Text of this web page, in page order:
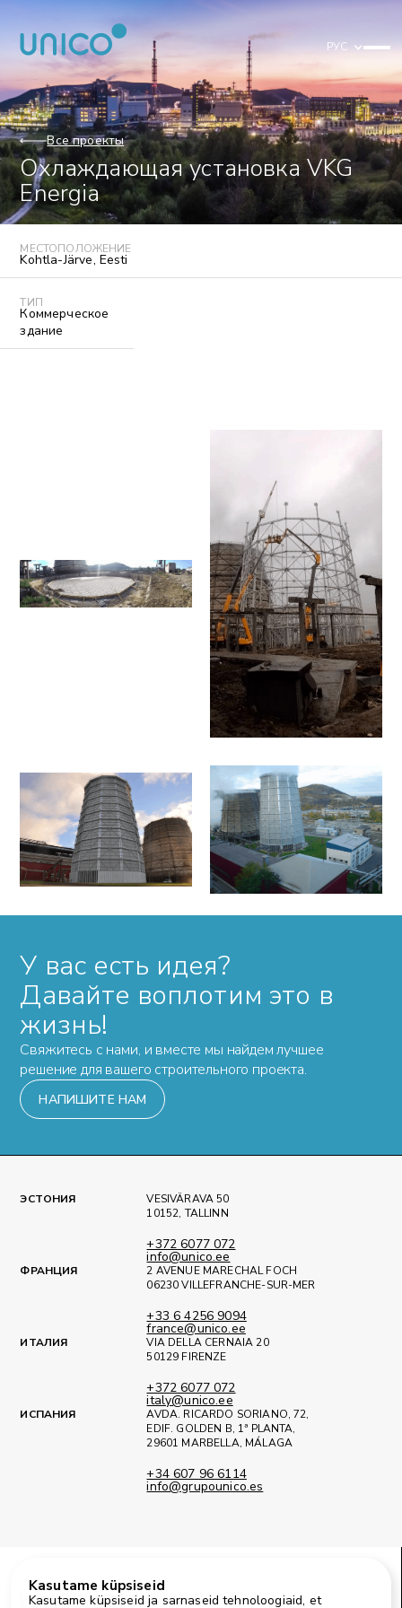
РУС
Все проекты
Охлаждающая установка VKG
Energia
МЕСТОПОЛОЖЕНИЕ
Kohtla-Järve, Eesti
ТИП
Коммерческое
здание
У вас есть идея?
Давайте воплотим это в
жизнь!
Свяжитесь с нами, и вместе мы найдем лучшее
решение для вашего строительного проекта.
НАПИШИТЕ НАМ
FacebookInstagramLinkedIn
© 2025 Unico Eesti OÜ
ЭСТОНИЯ
VESIVÄRAVA 50
10152, TALLINN
+372 6077 072
info@unico.ee
ФРАНЦИЯ
2 AVENUE MARECHAL FOCH
06230 VILLEFRANCHE-SUR-MER
+33 6 4256 9094
france@unico.ee
ИТАЛИЯ
VIA DELLA CERNAIA 20
50129 FIRENZE
+372 6077 072
italy@unico.ee
ИСПАНИЯ
AVDA. RICARDO SORIANO, 72,
EDIF. GOLDEN B, 1ª PLANTA,
29601 MARBELLA, MÁLAGA
+34 607 96 6114
info@grupounico.es
Kasutame küpsiseid
Kasutame küpsiseid ja sarnaseid tehnoloogiaid, et